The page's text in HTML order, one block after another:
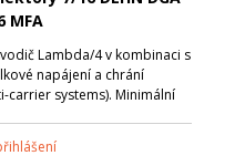
MFA
Lambda/4 v kombinaci s
napájení a chrání
carrier systems). Minimální